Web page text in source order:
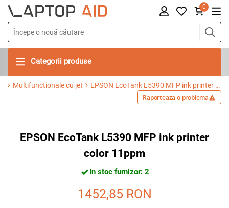
0
Categorii produse
Multifunctionale cu jet EPSON EcoTank L5390 MFP ink printer color 11ppm
Raporteaza o problema
EPSON EcoTank L5390 MFP ink printer
color 11ppm
In stoc furnizor: 2
1452,85 RON